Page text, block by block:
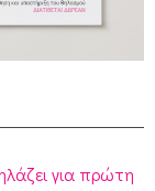
για πρώτη